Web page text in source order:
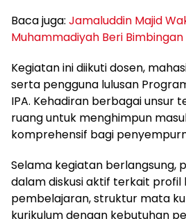
Baca juga: Jamaluddin Majid
Muhammadiyah Beri Bimbingan
Kegiatan ini diikuti dosen,
serta pengguna lulusan
IPA. Kehadiran berbagai unsur
ruang untuk menghimpun
komprehensif bagi
Selama kegiatan berlangsung,
dalam diskusi aktif terkait profil
pembelajaran, struktur mata
kurikulum dengan kebutuhan